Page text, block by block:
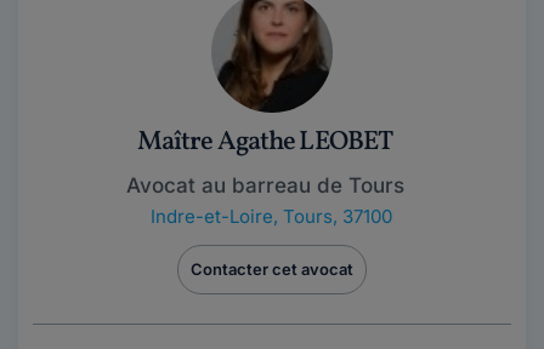
Maître Agathe LEOBET
Avocat au barreau de Tours
Indre-et-Loire, Tours, 37100
Contacter cet avocat